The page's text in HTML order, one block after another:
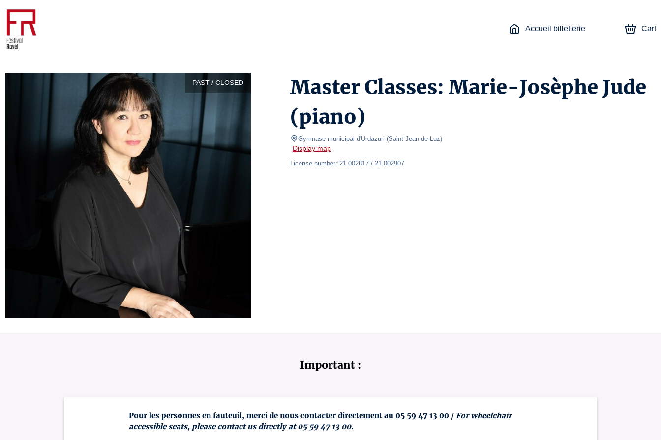
Accueil billetterie Cart
PAST / CLOSED
Master Classes: Marie-Josèphe Jude
(piano)
Gymnase municipal d'Urdazuri (Saint-Jean-de-Luz)
Display map
License number: 21.002817 / 21.002907
Important :
Pour les personnes en fauteuil, merci de nous contacter directement au 05 59 47 13 00 / For wheelchair
accessible seats, please contact us directly at 05 59 47 13 00.